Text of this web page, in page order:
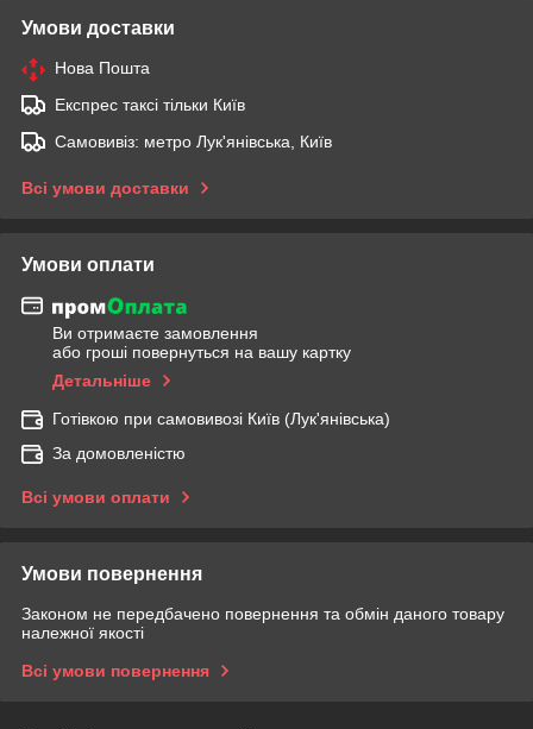
Умови доставки
Нова Пошта
Експрес таксі тільки Київ
Самовивіз: метро Лук'янівська, Київ
Всі умови доставки
Умови оплати
Ви отримаєте замовлення
або гроші повернуться на вашу картку
Детальніше
Готівкою при самовивозі Київ (Лук'янівська)
За домовленістю
Всі умови оплати
Умови повернення
Законом не передбачено повернення та обмін даного товару
належної якості
Всі умови повернення